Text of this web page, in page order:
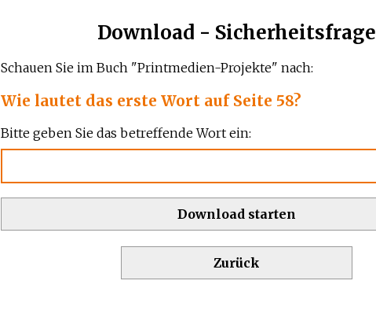
Download - Sicherheitsfrage
Schauen Sie im Buch "Printmedien-Projekte" nach:
Wie lautet das erste Wort auf Seite 58?
Bitte geben Sie das betreffende Wort ein:
Download starten
Zurück